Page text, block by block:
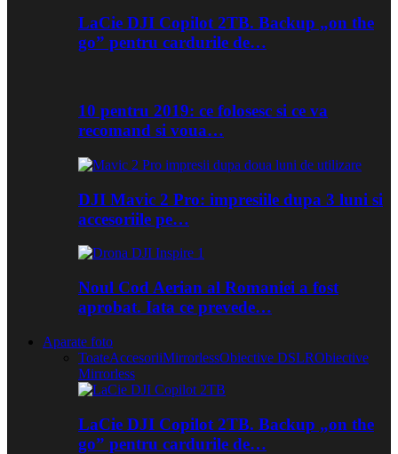
LaCie DJI Copilot 2TB. Backup „on the
go” pentru cardurile de…
10 pentru 2019: ce folosesc si ce va
recomand si voua…
DJI Mavic 2 Pro: impresiile dupa 3 luni si
accesoriile pe…
Noul Cod Aerian al Romaniei a fost
aprobat. Iata ce prevede…
Aparate foto
ToateAccesoriiMirrorlessObiective DSLRObiective
Mirrorless
LaCie DJI Copilot 2TB. Backup „on the
go” pentru cardurile de…